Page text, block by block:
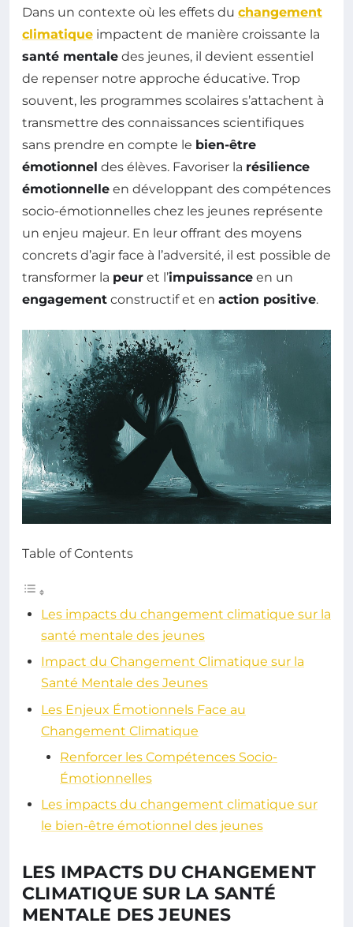
Dans un contexte où les effets du changement
climatique impactent de manière croissante la
santé mentale des jeunes, il devient essentiel
de repenser notre approche éducative. Trop
souvent, les programmes scolaires s’attachent à
transmettre des connaissances scientifiques
sans prendre en compte le bien-être
émotionnel des élèves. Favoriser la résilience
émotionnelle en développant des compétences
socio-émotionnelles chez les jeunes représente
un enjeu majeur. En leur offrant des moyens
concrets d’agir face à l’adversité, il est possible de
transformer la peur et l’impuissance en un
engagement constructif et en action positive.
Table of Contents
Les impacts du changement climatique sur la
santé mentale des jeunes
Impact du Changement Climatique sur la
Santé Mentale des Jeunes
Les Enjeux Émotionnels Face au
Changement Climatique
Renforcer les Compétences Socio-
Émotionnelles
Les impacts du changement climatique sur
le bien-être émotionnel des jeunes
LES IMPACTS DU CHANGEMENT
CLIMATIQUE SUR LA SANTÉ
MENTALE DES JEUNES